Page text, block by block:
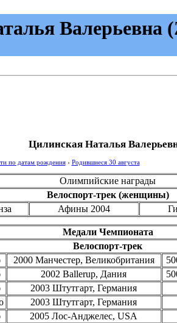
Валерьевна
Цилинская Наталья
по датам рождения› Родившиеся 30 августа
Олимпийские награды
Велоспорт-трек (женщины)
Афины 2004
Медали Чемпионата
Велоспорт-трек
2000 Манчестер, Великобритания
2002 Ballerup, Дания
2003 Штутгарт, Германия
2003 Штутгарт, Германия
2005 Лос-Анджелес, USA